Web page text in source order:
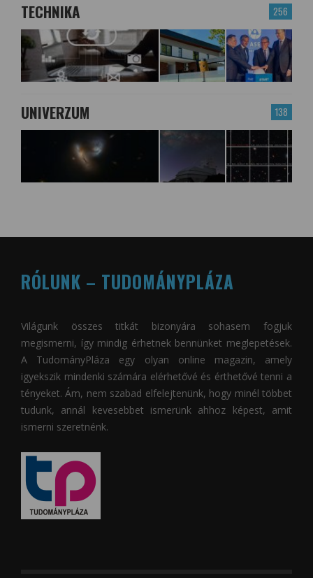
256
TECHNIKA
138
UNIVERZUM
RÓLUNK – TUDOMÁNYPLÁZA
Világunk összes titkát bizonyára sohasem fogjuk
megismerni, így mindig érhetnek bennünket meglepetések.
A TudományPláza egy olyan online magazin, amely
igyekszik mindenki számára elérhetővé és érthetővé tenni a
tényeket. Ám, nem szabad elfelejtenünk, hogy minél többet
tudunk, annál kevesebbet ismerünk ahhoz képest, amit
ismerni szeretnénk.